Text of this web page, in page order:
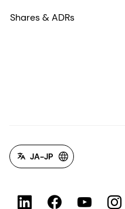
Shares & ADRs
JA-JP